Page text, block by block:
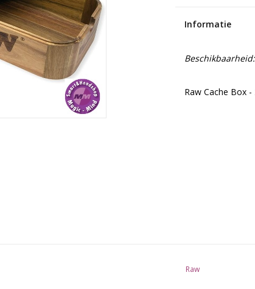
Informatie
Beschikbaarheid:
Raw Cache Box
Raw